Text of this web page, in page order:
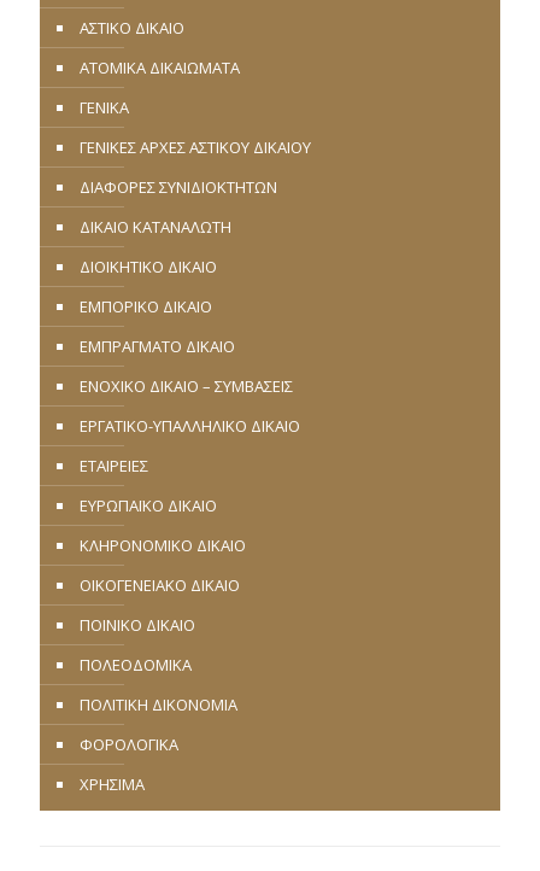
ΑΣΤΙΚΟ ΔΙΚΑΙΟ
ΑΤΟΜΙΚΑ ΔΙΚΑΙΩΜΑΤΑ
ΓΕΝΙΚΑ
ΓΕΝΙΚΕΣ ΑΡΧΕΣ ΑΣΤΙΚΟΥ ΔΙΚΑΙΟΥ
ΔΙΑΦΟΡΕΣ ΣΥΝΙΔΙΟΚΤΗΤΩΝ
ΔΙΚΑΙΟ ΚΑΤΑΝΑΛΩΤΗ
ΔΙΟΙΚΗΤΙΚΟ ΔΙΚΑΙΟ
ΕΜΠΟΡΙΚΟ ΔΙΚΑΙΟ
ΕΜΠΡΑΓΜΑΤΟ ΔΙΚΑΙΟ
ΕΝΟΧΙΚΟ ΔΙΚΑΙΟ – ΣΥΜΒΑΣΕΙΣ
ΕΡΓΑΤΙΚΟ-ΥΠΑΛΛΗΛΙΚΟ ΔΙΚΑΙΟ
ΕΤΑΙΡΕΙΕΣ
ΕΥΡΩΠΑΪΚΟ ΔΙΚΑΙΟ
ΚΛΗΡΟΝΟΜΙΚΟ ΔΙΚΑΙΟ
ΟΙΚΟΓΕΝΕΙΑΚΟ ΔΙΚΑΙΟ
ΠΟΙΝΙΚΟ ΔΙΚΑΙΟ
ΠΟΛΕΟΔΟΜΙΚΑ
ΠΟΛΙΤΙΚΗ ΔΙΚΟΝΟΜΙΑ
ΦΟΡΟΛΟΓΙΚΑ
ΧΡΗΣΙΜΑ